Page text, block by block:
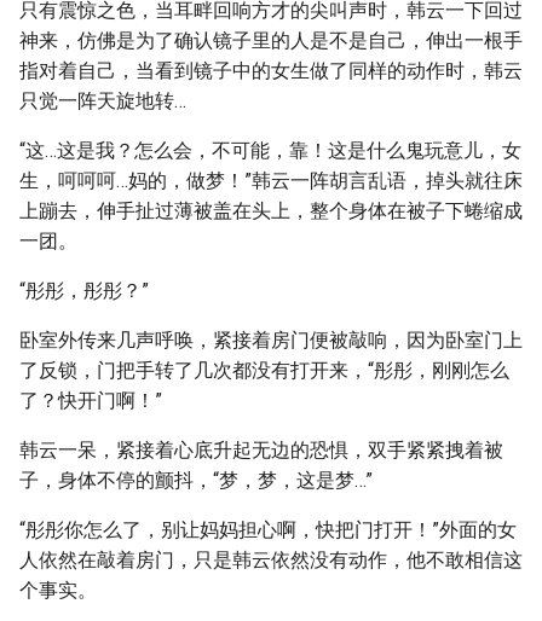
只有震惊之色，当耳畔回响方才的尖叫声时，韩云一下回过
神来，仿佛是为了确认镜子里的人是不是自己，伸出一根手
指对着自己，当看到镜子中的女生做了同样的动作时，韩云
只觉一阵天旋地转…
“这…这是我？怎么会，不可能，靠！这是什么鬼玩意儿，女
生，呵呵呵…妈的，做梦！”韩云一阵胡言乱语，掉头就往床
上蹦去，伸手扯过薄被盖在头上，整个身体在被子下蜷缩成
一团。
“彤彤，彤彤？”
卧室外传来几声呼唤，紧接着房门便被敲响，因为卧室门上
了反锁，门把手转了几次都没有打开来，“彤彤，刚刚怎么
了？快开门啊！”
韩云一呆，紧接着心底升起无边的恐惧，双手紧紧拽着被
子，身体不停的颤抖，“梦，梦，这是梦…”
“彤彤你怎么了，别让妈妈担心啊，快把门打开！”外面的女
人依然在敲着房门，只是韩云依然没有动作，他不敢相信这
个事实。